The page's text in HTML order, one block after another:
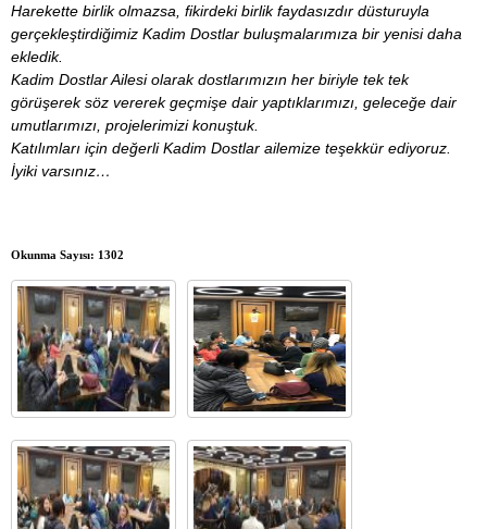
Harekette birlik olmazsa, fikirdeki birlik faydasızdır düsturuyla
gerçekleştirdiğimiz Kadim Dostlar buluşmalarımıza bir yenisi daha
ekledik.
Kadim Dostlar Ailesi olarak dostlarımızın her biriyle tek tek
görüşerek söz vererek geçmişe dair yaptıklarımızı, geleceğe dair
umutlarımızı, projelerimizi konuştuk.
Katılımları için değerli Kadim Dostlar ailemize teşekkür ediyoruz.
İyiki varsınız…
Okunma Sayısı: 1302